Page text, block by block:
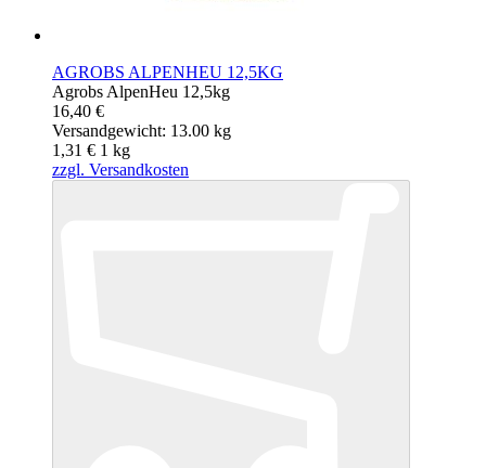
AGROBS ALPENHEU 12,5KG
Agrobs AlpenHeu 12,5kg
16,40 €
Versandgewicht: 13.00 kg
1,31 € 1 kg
zzgl. Versandkosten